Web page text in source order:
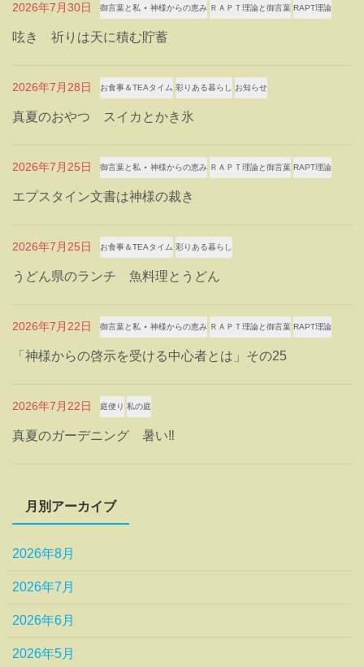
2026年7月30日 御言葉と私 ⋆ 神様からの恵み ＲＡＰＴ理論と御言葉 RAPT理論
呟き 祈りは天に積む貯蓄
2026年7月28日 お食事＆TEAタイム 彩りある暮らし お知らせ
真夏のおやつ スイカとかき氷
2026年7月25日 御言葉と私 ⋆ 神様からの恵み ＲＡＰＴ理論と御言葉 RAPT理論
エプスタイン文書は神様の裁き
2026年7月25日 お食事＆TEAタイム 彩りある暮らし
うどん県のランチ 魚料理とうどん
2026年7月22日 御言葉と私 ⋆ 神様からの恵み ＲＡＰＴ理論と御言葉 RAPT理論
「神様からの啓示を受ける中心者とは」その25
2026年7月22日 庭便り 私の庭
真夏のガーデニング 暑い‼
月別アーカイブ
2026年8月
2026年7月
2026年6月
2026年5月